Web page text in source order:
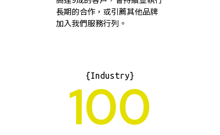
長期的合作，或引薦其他品牌
加入我們服務行列。
{Industry}
100